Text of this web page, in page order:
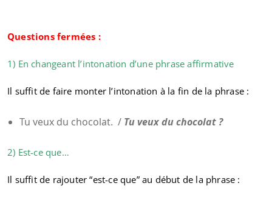
Questions fermées :
1) En changeant l’intonation d’une phrase affirmative
Il suffit de faire monter l’intonation à la fin de la phrase :
Tu veux du chocolat. / Tu veux du chocolat ?
2) Est-ce que…
Il suffit de rajouter “est-ce que” au début de la phrase :